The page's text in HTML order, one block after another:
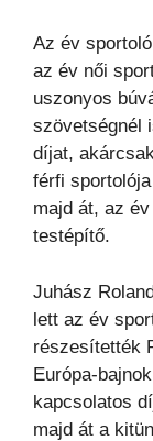
Az év
az év női
uszonyos
szövetségnél
díjat,
férfi
majd át, az
testépítő.
Juhász
lett az év
részesítették
Európa-
kapcsolatos
majd át a